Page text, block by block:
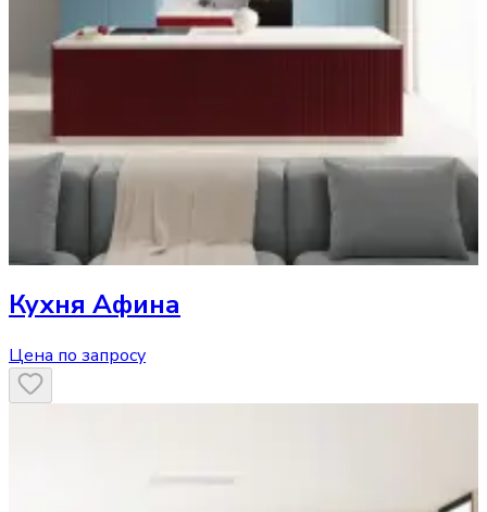
Кухня Афина
Цена по запросу